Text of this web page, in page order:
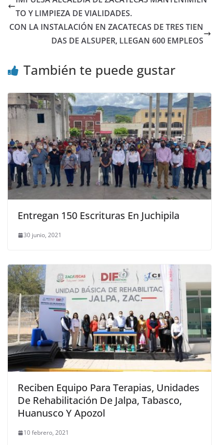
TO Y LIMPIEZA DE VIALIDADES.
CON LA INSTALACIÓN EN ZACATECAS DE TRES TIEN
DAS DE ALSUPER, LLEGAN 600 EMPLEOS
También te puede gustar
Entregan 150 Escrituras En Juchipila
30 junio, 2021
Reciben Equipo Para Terapias, Unidades
De Rehabilitación De Jalpa, Tabasco,
Huanusco Y Apozol
10 febrero, 2021